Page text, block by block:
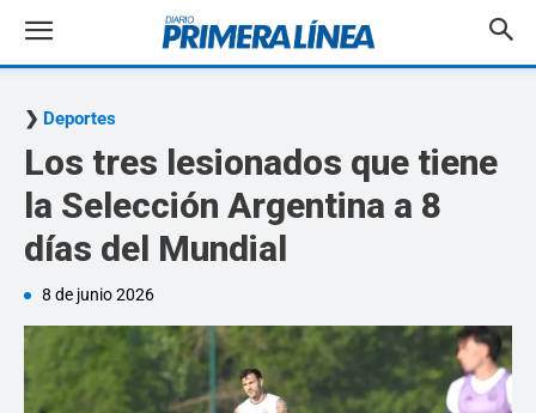
Deportes
Los tres lesionados que tiene
la Selección Argentina a 8
días del Mundial
8 de junio 2026